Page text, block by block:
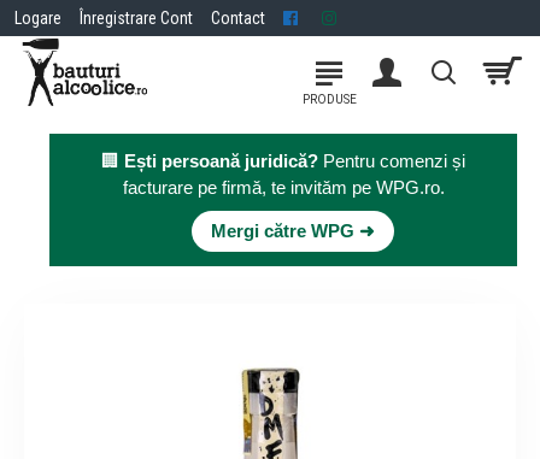
Logare Înregistrare Cont Contact
🏢 Ești persoană juridică? Pentru comenzi și
facturare pe firmă, te invităm pe WPG.ro.
Mergi către WPG ➜